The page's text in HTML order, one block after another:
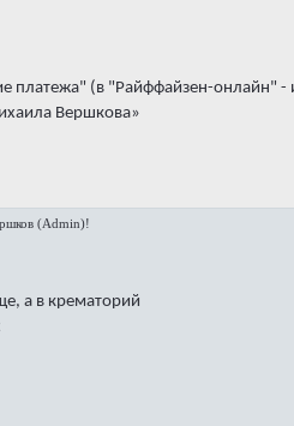
платежа" (в "Райффайзен-онлайн"
Вершкова»
(Admin)!
а в крематорий